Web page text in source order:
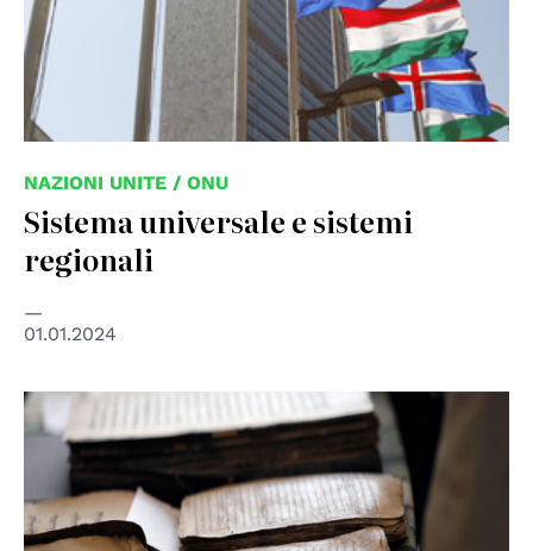
NAZIONI UNITE / ONU
Sistema universale e sistemi
regionali
01.01.2024
© UN Photo